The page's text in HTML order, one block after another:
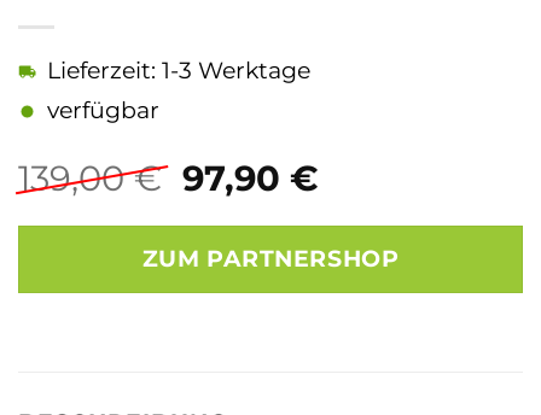
139,00€ Ursprünglicher
Preis
war:
139,00 €
97,90 €Aktueller
ist:
97,90 €.
Lieferzeit: 1-3 Werktage
verfügbar
ZUM PARTNERSHOP